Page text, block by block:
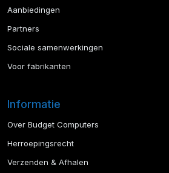
Aanbiedingen
Partners
Sociale samenwerkingen
Voor fabrikanten
Informatie
Over Budget Computers
Herroepingsrecht
Verzenden & Afhalen